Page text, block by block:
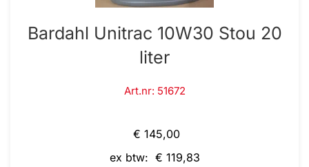
Bardahl Unitrac 10W30 Stou 20
liter
Art.nr: 51672
€ 145,00
ex btw: € 119,83